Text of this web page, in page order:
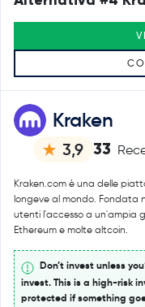
Kraken
3,9 33
Kraken.com è una delle
longeve al mondo. Fondata
utenti l'accesso a un'ampia
Ethereum e molte altcoin.
Don’t invest unless
invest. This is a high-risk
protected if something